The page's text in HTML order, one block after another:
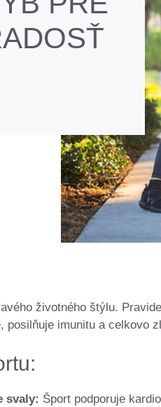
životného štýlu.
imunitu a celkovo
svaly: Šport podporuje